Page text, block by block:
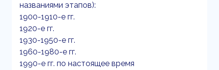
названиями этапов):
1900-1910-е гг.
1920-е гг.
1930-1950-е гг.
1960-1980-е гг.
1990-е гг. по настоящее время